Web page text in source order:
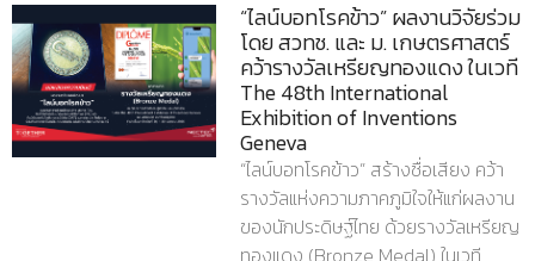
“ไลน์บอทโรคข้าว” ผลงานวิจัยร่วม
โดย สวทช. และ ม. เกษตรศาสตร์
คว้ารางวัลเหรียญทองแดง ในเวที
The 48th International
Exhibition of Inventions
Geneva
“ไลน์บอทโรคข้าว” สร้างชื่อเสียง คว้า
รางวัลแห่งความภาคภูมิใจให้แก่ผลงาน
ของนักประดิษฐ์ไทย ด้วยรางวัลเหรียญ
ทองแดง (Bronze Medal) ในเวที